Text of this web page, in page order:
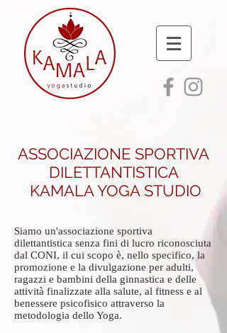
ASSOCIAZIONE SPORTIVA
DILETTANTISTICA
KAMALA YOGA STUDIO
Siamo un'associazione sportiva
dilettantistica senza fini di lucro riconosciuta
dal CONI, il cui scopo è, nello specifico, la
promozione e la divulgazione per adulti,
ragazzi e bambini della ginnastica e delle
attività finalizzate alla salute, al fitness e al
benessere psicofisico attraverso la
metodologia dello Yoga.